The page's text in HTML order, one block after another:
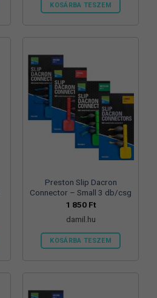
KOSÁRBA TESZEM
Preston Slip Dacron
Connector – Small 3 db/csg
1 850 Ft
damil.hu
KOSÁRBA TESZEM